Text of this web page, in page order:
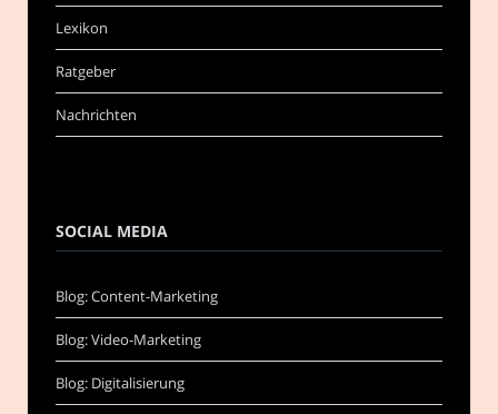
Lexikon
Ratgeber
Nachrichten
SOCIAL MEDIA
Blog: Content-Marketing
Blog: Video-Marketing
Blog: Digitalisierung